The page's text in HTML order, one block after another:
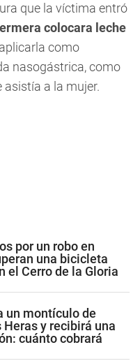
que la víctima entró
colocara leche
como
nasogástrica, como
asistía a la mujer.
por un robo en
una bicicleta
el Cerro de la Gloria
un montículo de
Heras y recibirá una
cuánto cobrará